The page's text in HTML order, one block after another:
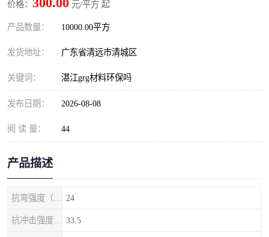
价格： 300.00 元/平方 起
产品数量： 10000.00平方
发货地址： 广东省清远市清城区
关键词： 湛江grg材料环保吗
发布日期： 2026-08-08
阅 读 量： 44
产品描述
24
33.5